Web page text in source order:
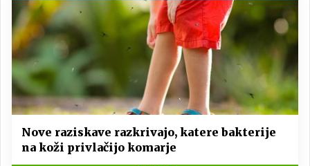
Nove raziskave razkrivajo, katere bakterije
na koži privlačijo komarje